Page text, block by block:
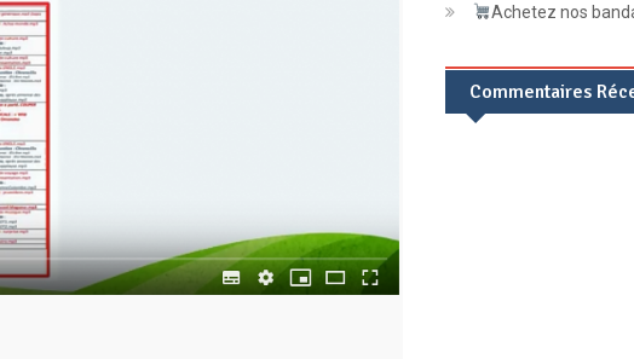
Achetez nos
Commentaires